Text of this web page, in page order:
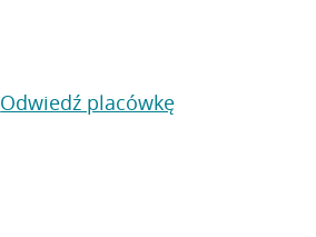
Odwiedź placówkę